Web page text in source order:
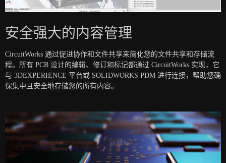
安全强大的内容管理
CircuitWorks 通过促进协作和文件共享来简化您的文件共享和存储流
程。所有 PCB 设计的编辑、修订和标记都通过 CircuitWorks 实现，它
与 3DEXPERIENCE 平台或 SOLIDWORKS PDM 进行连接，帮助您确
保集中且安全地存储您的所有内容。